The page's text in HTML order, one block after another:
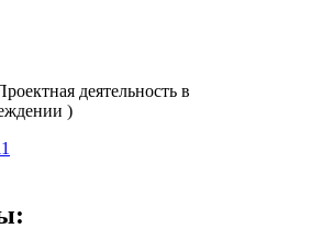
деятельность в
)